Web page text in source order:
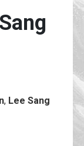
, Lee Sang